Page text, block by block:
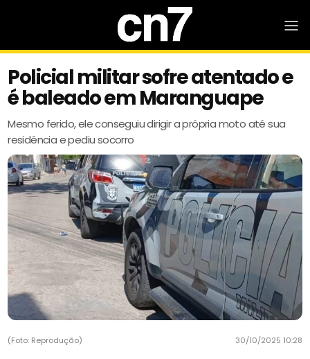
Policial militar sofre atentado e
é baleado em Maranguape
Mesmo ferido, ele conseguiu dirigir a própria moto até sua
residência e pediu socorro
(Foto: Reprodução) 30/10/2025 10:28